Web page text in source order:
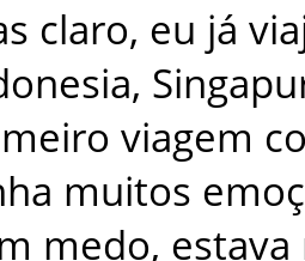
claro, eu já
,
viagem
muitos
medo, estava